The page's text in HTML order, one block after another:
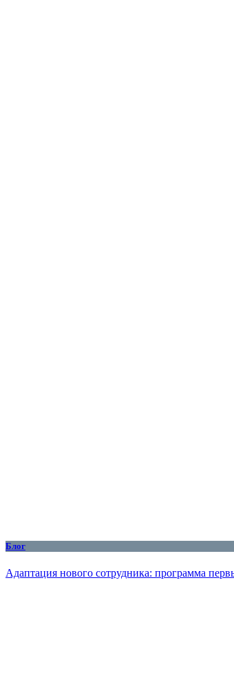
Блог
Адаптация нового сотрудника: программа